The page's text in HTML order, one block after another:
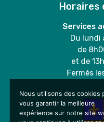
Horaires
Services
Du lundi
de
et de
Fermés
Nous utilisons des cookies
vous garantir la meilleure
expérience sur notre site